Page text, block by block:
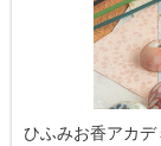
ひふみお香アカ